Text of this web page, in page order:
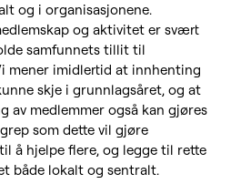
og i organisasjonene.
og aktivitet er svært
samfunnets tillit til
mener imidlertid at innhenting
skje i grunnlagsåret, og at
av medlemmer også kan gjøres
som dette vil gjøre
å hjelpe flere, og legge til rette
både lokalt og sentralt.